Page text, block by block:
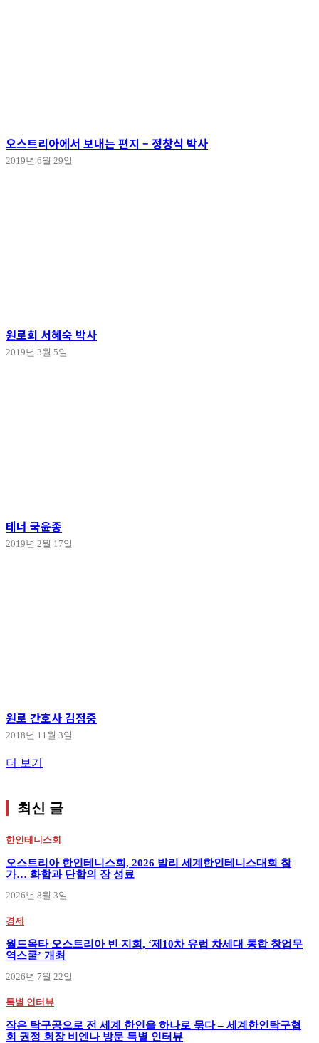
오스트리아에서 보내는 편지 – 정창식 박사
2019년 6월 29일
원로회 서혜숙 박사
2019년 3월 5일
테너 국윤종
2019년 2월 17일
원로 간호사 김정중
2018년 11월 3일
더 보기
최신 글
한인테니스회
오스트리아 한인테니스회, 2026 발리 세계한인테니스대회 참
가… 화합과 단합의 장 성료
2026년 8월 3일
경제
월드옥타 오스트리아 빈 지회, ‘제10차 유럽 차세대 통합 창업무
역스쿨’ 개최
2026년 7월 22일
특별 인터뷰
작은 탁구공으로 전 세계 한인을 하나로 묶다 – 세계한인탁구협
회 권정 회장 비엔나 방문 특별 인터뷰